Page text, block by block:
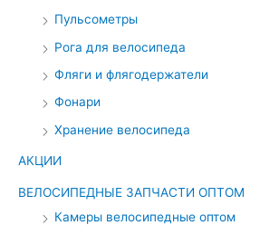
Пульсометры
Рога для велосипеда
Фляги и флягодержатели
Фонари
Хранение велосипеда
АКЦИИ
ВЕЛОСИПЕДНЫЕ ЗАПЧАСТИ ОПТОМ
Камеры велосипедные оптом